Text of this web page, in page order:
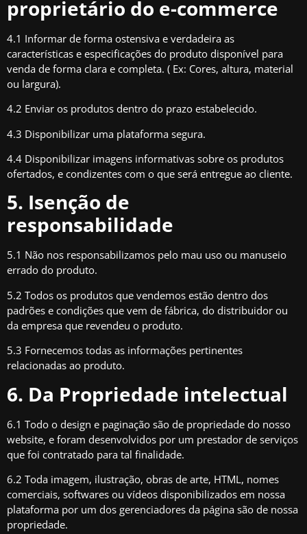
proprietário do e-commerce
4.1 Informar de forma ostensiva e verdadeira as
características e especificações do produto disponível para
venda de forma clara e completa. ( Ex: Cores, altura, material
ou largura).
4.2 Enviar os produtos dentro do prazo estabelecido.
4.3 Disponibilizar uma plataforma segura.
4.4 Disponibilizar imagens informativas sobre os produtos
ofertados, e condizentes com o que será entregue ao cliente.
5. Isenção de
responsabilidade
5.1 Não nos responsabilizamos pelo mau uso ou manuseio
errado do produto.
5.2 Todos os produtos que vendemos estão dentro dos
padrões e condições que vem de fábrica, do distribuidor ou
da empresa que revendeu o produto.
5.3 Fornecemos todas as informações pertinentes
relacionadas ao produto.
6. Da Propriedade intelectual
6.1 Todo o design e paginação são de propriedade do nosso
website, e foram desenvolvidos por um prestador de serviços
que foi contratado para tal finalidade.
6.2 Toda imagem, ilustração, obras de arte, HTML, nomes
comerciais, softwares ou vídeos disponibilizados em nossa
plataforma por um dos gerenciadores da página são de nossa
propriedade.